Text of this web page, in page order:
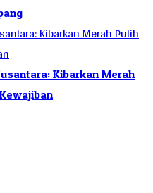
Kibarkan Merah